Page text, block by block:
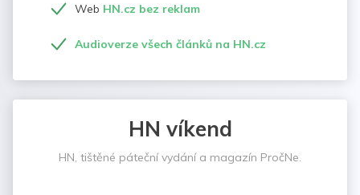
Web HN.cz bez reklam
Audioverze všech článků na HN.cz
HN víkend
HN, tištěné páteční vydání a magazín PročNe.